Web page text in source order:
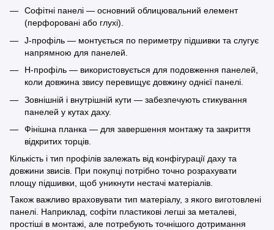
Софітні панелі — основний облицювальний елемент
(перфоровані або глухі).
J-профіль — монтується по периметру підшивки та слугує
напрямною для панелей.
H-профіль — використовується для подовження панелей,
коли довжина звису перевищує довжину однієї панелі.
Зовнішній і внутрішній кути — забезпечують стикування
панелей у кутах даху.
Фінішна планка — для завершення монтажу та закриття
відкритих торців.
Кількість і тип профілів залежать від конфігурації даху та
довжини звисів. При покупці потрібно точно розрахувати
площу підшивки, щоб уникнути нестачі матеріалів.
Також важливо враховувати тип матеріалу, з якого виготовлені
панелі. Наприклад, софіти пластикові легші за металеві,
простіші в монтажі, але потребують точнішого дотримання